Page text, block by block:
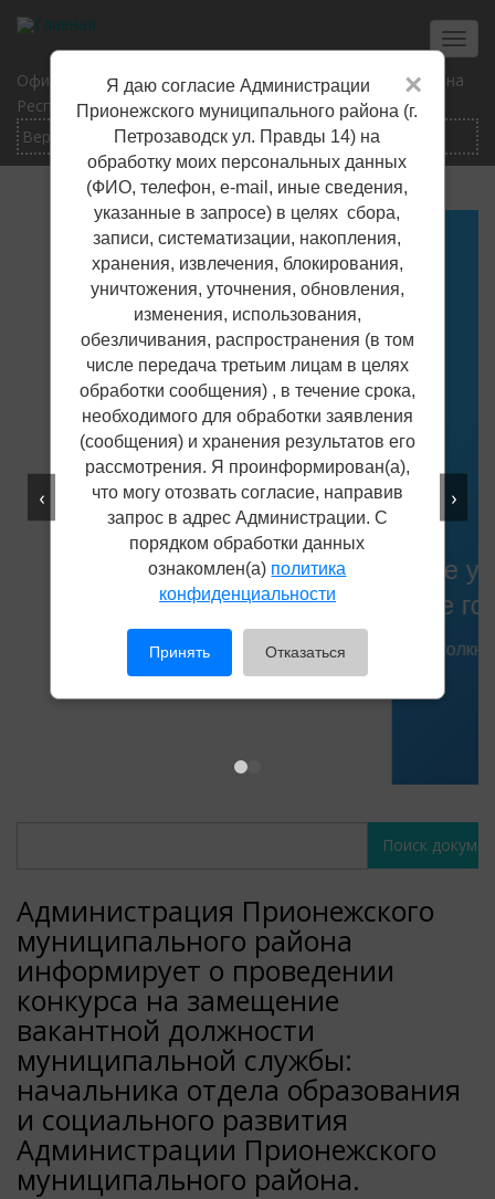
Перейти
основному
содержанию
×
Я даю согласие Администрации
Прионежского муниципального района (г.
Петрозаводск ул. Правды 14) на
обработку моих персональных данных
(ФИО, телефон, е-mail, иные сведения,
указанные в запросе) в целях сбора,
записи, систематизации, накопления,
хранения, извлечения, блокирования,
уничтожения, уточнения, обновления,
изменения, использования,
обезличивания, распространения (в том
числе передача третьим лицам в целях
обработки сообщения) , в течение срока,
необходимого для обработки заявления
(сообщения) и хранения результатов его
рассмотрения. Я проинформирован(а),
что могу отозвать согласие, направив
запрос в адрес Администрации. С
порядком обработки данных
ознакомлен(а) политика
конфиденциальности
Принять Отказаться
Официальный сайт Прионежского муниципального района
Республики Карелия
‹
Решаем вместе
Не убран снег, яма на дороге,
не горит фонарь?
Столкнулись с проблемой — сообщите о ней!
›
Администрация Прионежского
муниципального района
информирует о проведении
конкурса на замещение
вакантной должности
муниципальной службы:
начальника отдела образования
и социального развития
Администрации Прионежского
муниципального района.